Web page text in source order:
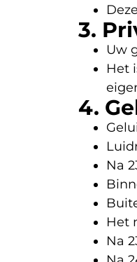
3.
Uw
Het
4.
Na
Het
Na